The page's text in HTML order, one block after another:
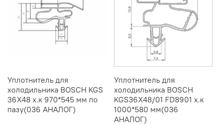
Уплотнитель для
холодильника BOSCH KGS
36X48 х.к 970*545 мм по
пазу(036 АНАЛОГ)
Уплотнитель для
холодильника BOSCH
KGS36X48/01 FD8901 х.к
1000*580 мм(036
АНАЛОГ)